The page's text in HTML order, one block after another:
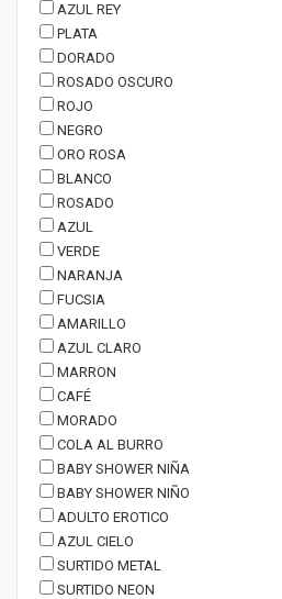
AZUL REY
PLATA
DORADO
ROSADO OSCURO
ROJO
NEGRO
ORO ROSA
BLANCO
ROSADO
AZUL
VERDE
NARANJA
FUCSIA
AMARILLO
AZUL CLARO
MARRON
CAFÉ
MORADO
COLA AL BURRO
BABY SHOWER NIÑA
BABY SHOWER NIÑO
ADULTO EROTICO
AZUL CIELO
SURTIDO METAL
SURTIDO NEON